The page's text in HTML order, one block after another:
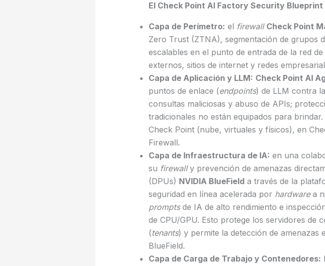
El Check Point AI Factory Security
Capa de Perímetro: el firewall Check Point
Zero Trust (ZTNA), segmentación de grupos
escalables en el punto de entrada de la red
externos, sitios de internet y redes
Capa de Aplicación y LLM: Check Point AI
puntos de enlace (endpoints) de LLM contra
consultas maliciosas y abuso de APIs;
tradicionales no están equipados para
Check Point (nube, virtuales y físicos), en
Firewall.
Capa de Infraestructura de IA: en una
su firewally prevención de amenazas
(DPUs) NVIDIA BlueFielda través de la
seguridad en línea acelerada por hardwarea
promptsde IA de alto rendimiento e
de CPU/GPU. Esto protege los servidores de
(tenants) y permite la detección de amenazas
BlueField.
Capa de Carga de Trabajo y Contenedores: